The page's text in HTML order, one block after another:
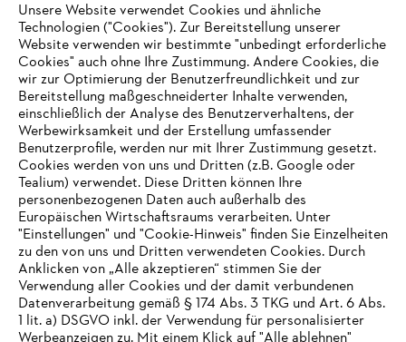
#STIHL
Unternehmen
Häufig gestellte Fragen
IHR BROWSER WIRD NICHT
Unsere Website verwendet Cookies und ähnliche
Technologien ("Cookies"). Zur Bereitstellung unserer
Website verwenden wir bestimmte "unbedingt erforderliche
Cookies" auch ohne Ihre Zustimmung. Andere Cookies, die
wir zur Optimierung der Benutzerfreundlichkeit und zur
Bereitstellung maßgeschneiderter Inhalte verwenden,
einschließlich der Analyse des Benutzerverhaltens, der
Werbewirksamkeit und der Erstellung umfassender
Benutzerprofile, werden nur mit Ihrer Zustimmung gesetzt.
Cookies werden von uns und Dritten (z.B. Google oder
Tealium) verwendet. Diese Dritten können Ihre
personenbezogenen Daten auch außerhalb des
Europäischen Wirtschaftsraums verarbeiten. Unter
"Einstellungen" und "Cookie-Hinweis" finden Sie Einzelheiten
zu den von uns und Dritten verwendeten Cookies. Durch
Anklicken von „Alle akzeptieren“ stimmen Sie der
Verwendung aller Cookies und der damit verbundenen
Datenverarbeitung gemäß § 174 Abs. 3 TKG und Art. 6 Abs.
1 lit. a) DSGVO inkl. der Verwendung für personalisierter